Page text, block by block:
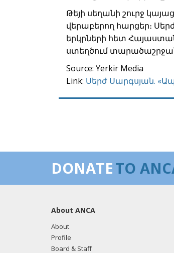
Թեյի սեղանի շուրջ
վերաբերող հարցեր։
երկրների հետ
ստեղծում
Source: Yerkir Media
Link: Սերժ Սարգսյան.
DONATETO
About ANCA
About
Profile
Board & Staff